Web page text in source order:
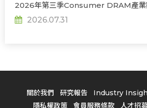
2026年第三季Consumer DRAM產業
2026.07.31
關於我們 研究報告 Industry
隱私權政策
會員服務條款 人才招